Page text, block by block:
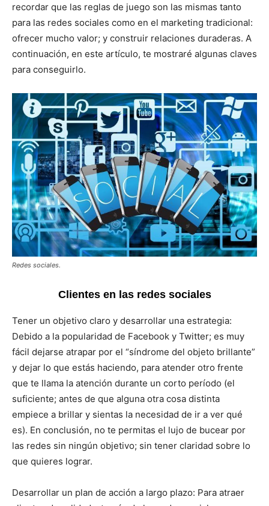
recordar que las reglas de juego son las mismas tanto
para las redes sociales como en el marketing tradicional:
ofrecer mucho valor; y construir relaciones duraderas. A
continuación, en este artículo, te mostraré algunas claves
para conseguirlo.
Redes sociales.
Clientes en las redes sociales
Tener un objetivo claro y desarrollar una estrategia:
Debido a la popularidad de Facebook y Twitter; es muy
fácil dejarse atrapar por el “síndrome del objeto brillante”
y dejar lo que estás haciendo, para atender otro frente
que te llama la atención durante un corto período (el
suficiente; antes de que alguna otra cosa distinta
empiece a brillar y sientas la necesidad de ir a ver qué
es). En conclusión, no te permitas el lujo de bucear por
las redes sin ningún objetivo; sin tener claridad sobre lo
que quieres lograr.
Desarrollar un plan de acción a largo plazo: Para atraer